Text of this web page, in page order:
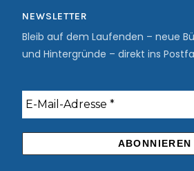
NEWSLETTER
Bleib auf dem Laufenden – neue
und Hintergründe – direkt ins